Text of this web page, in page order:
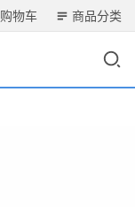
购物车 商品分类